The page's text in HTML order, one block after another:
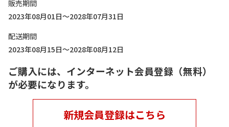
販売期間
2023年08月01日～2028年07月31日
配送期間
2023年08月15日～2028年08月12日
ご購入には、インターネット会員登録（無料）
が必要になります。
新規会員登録はこちら